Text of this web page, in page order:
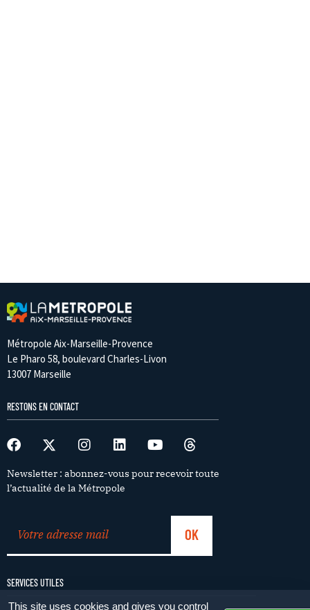
Métropole Aix-Marseille-Provence
Le Pharo 58, boulevard Charles-Livon
13007 Marseille
RESTONS EN CONTACT
Newsletter : abonnez-vous pour recevoir toute
l’actualité de la Métropole
SERVICES UTILES
This site uses cookies and gives you control